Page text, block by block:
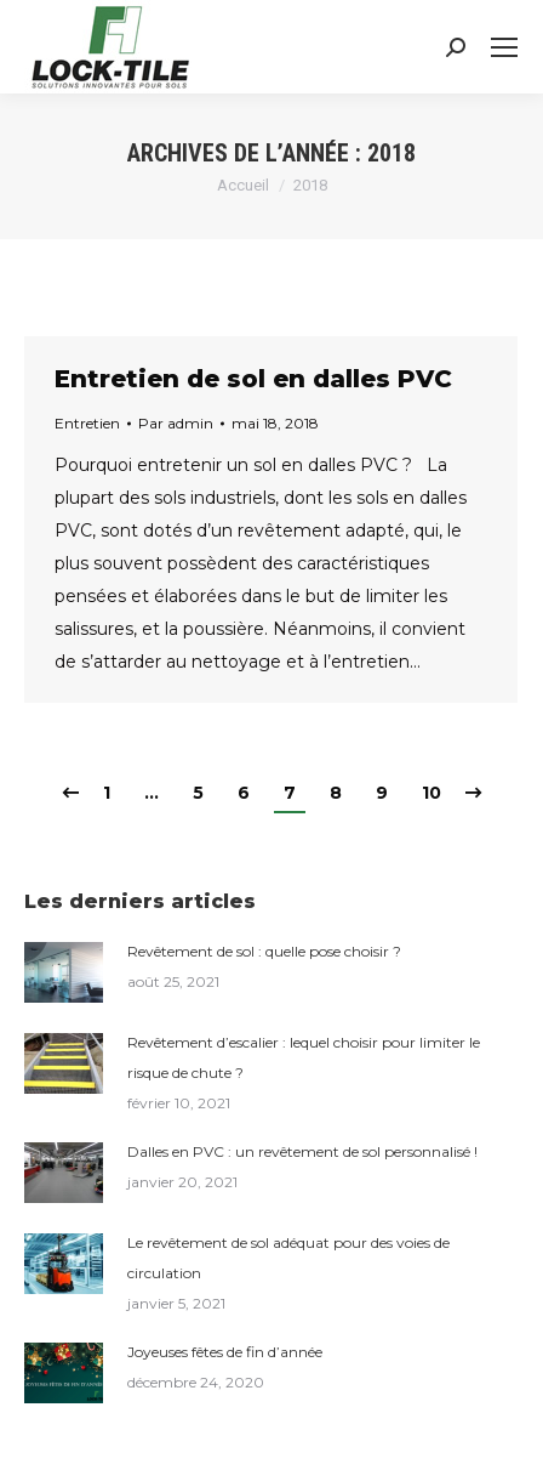
Search:
ARCHIVES DE L’ANNÉE : 2018
Vous êtes ici :
Accueil 2018
Entretien de sol en dalles PVC
Entretien Par admin mai 18, 2018
Pourquoi entretenir un sol en dalles PVC ? La
plupart des sols industriels, dont les sols en dalles
PVC, sont dotés d’un revêtement adapté, qui, le
plus souvent possèdent des caractéristiques
pensées et élaborées dans le but de limiter les
salissures, et la poussière. Néanmoins, il convient
de s’attarder au nettoyage et à l’entretien…
1 … 5 6 7 8 9 10
Les derniers articles
Revêtement de sol : quelle pose choisir ?
août 25, 2021
Revêtement d’escalier : lequel choisir pour limiter le
risque de chute ?
février 10, 2021
Dalles en PVC : un revêtement de sol personnalisé !
janvier 20, 2021
Le revêtement de sol adéquat pour des voies de
circulation
janvier 5, 2021
Joyeuses fêtes de fin d’année
décembre 24, 2020